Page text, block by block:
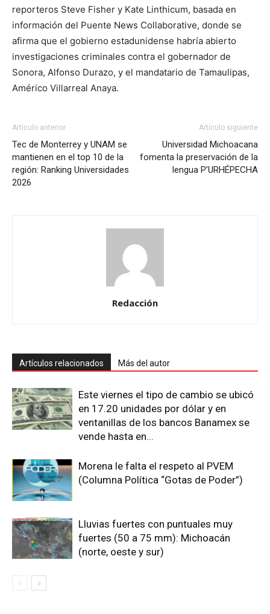
reporteros Steve Fisher y Kate Linthicum, basada en
información del Puente News Collaborative, donde se
afirma que el gobierno estadunidense habría abierto
investigaciones criminales contra el gobernador de
Sonora, Alfonso Durazo, y el mandatario de Tamaulipas,
Américo Villarreal Anaya.
Artículo anterior
Tec de Monterrey y UNAM se
mantienen en el top 10 de la
región: Ranking Universidades
2026
Artículo siguiente
Universidad Michoacana
fomenta la preservación de la
lengua P’URHÉPECHA
Redacción
Artículos relacionados Más del autor
Este viernes el tipo de cambio se ubicó
en 17.20 unidades por dólar y en
ventanillas de los bancos Banamex se
vende hasta en...
Morena le falta el respeto al PVEM
(Columna Política “Gotas de Poder”)
Lluvias fuertes con puntuales muy
fuertes (50 a 75 mm): Michoacán
(norte, oeste y sur)